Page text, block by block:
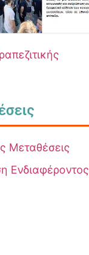
Μεταθέσεις
Ενδιαφέροντος